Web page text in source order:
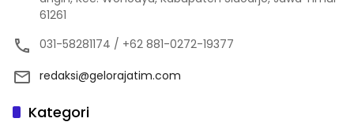
61261
031-58281174 / +62 881-0272-19377
redaksi@gelorajatim.com
Kategori